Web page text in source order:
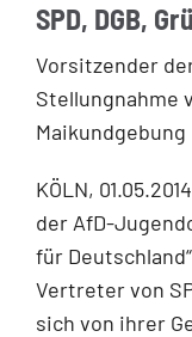
SPD, DGB,
Vorsitzender
Stellungnahme
Maikundgebung
KÖLN,
der AfD-
für
Vertreter von
sich von ihrer